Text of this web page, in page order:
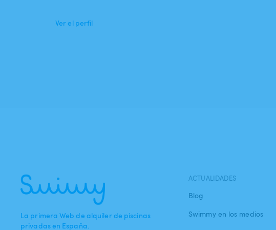
Ver el perfil
La primera Web de alquiler de piscinas
privadas en España.
ACTUALIDADES
Blog
Swimmy en los medios